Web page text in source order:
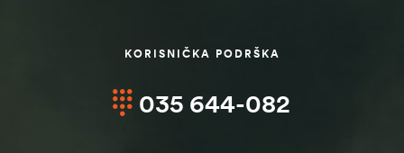
KORISNIČKA PODRŠKA
035 644-082